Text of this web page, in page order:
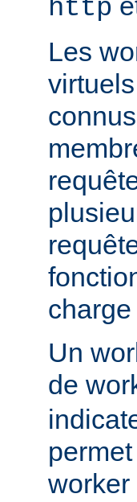
http
Les
Un
de
worker